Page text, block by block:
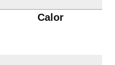
Calor